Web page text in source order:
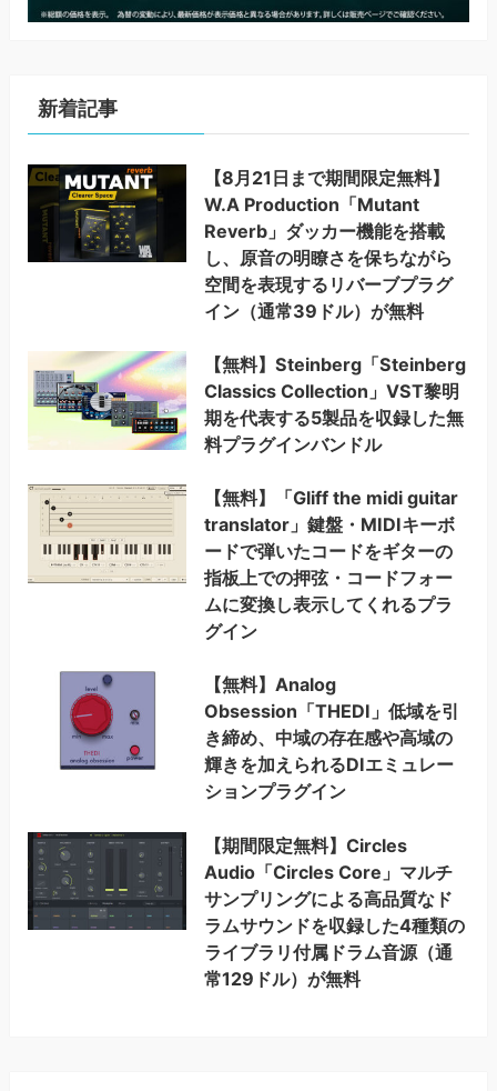
新着記事
【8月21日まで期間限定無料】
W.A Production「Mutant
Reverb」ダッカー機能を搭載
し、原音の明瞭さを保ちながら
空間を表現するリバーブプラグ
イン（通常39ドル）が無料
【無料】Steinberg「Steinberg
Classics Collection」VST黎明
期を代表する5製品を収録した無
料プラグインバンドル
【無料】「Gliff the midi guitar
translator」鍵盤・MIDIキーボ
ードで弾いたコードをギターの
指板上での押弦・コードフォー
ムに変換し表示してくれるプラ
グイン
【無料】Analog
Obsession「THEDI」低域を引
き締め、中域の存在感や高域の
輝きを加えられるDIエミュレー
ションプラグイン
【期間限定無料】Circles
Audio「Circles Core」マルチ
サンプリングによる高品質なド
ラムサウンドを収録した4種類の
ライブラリ付属ドラム音源（通
常129ドル）が無料